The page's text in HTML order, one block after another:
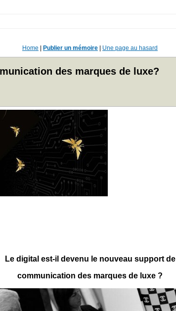
Home Publier un mémoire Une page au hasard
des marques de luxe?
Le digital est-il devenu le nouveau support de
communication des marques de luxe ?